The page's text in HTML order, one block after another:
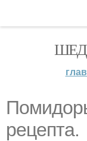
рецепта.